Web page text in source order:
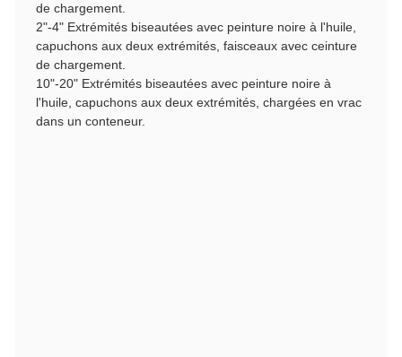
de chargement.
2"-4" Extrémités biseautées avec peinture noire à l'huile,
capuchons aux deux extrémités, faisceaux avec ceinture
de chargement.
10"-20" Extrémités biseautées avec peinture noire à
l'huile, capuchons aux deux extrémités, chargées en vrac
dans un conteneur.